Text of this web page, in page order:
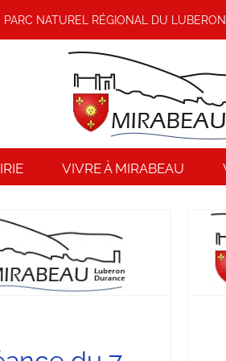
PARC NATUREL RÉGIONAL DU LUBERON
VIVRE À MIRABEAU
du 2 Avril 2025
du Conseil Municipal